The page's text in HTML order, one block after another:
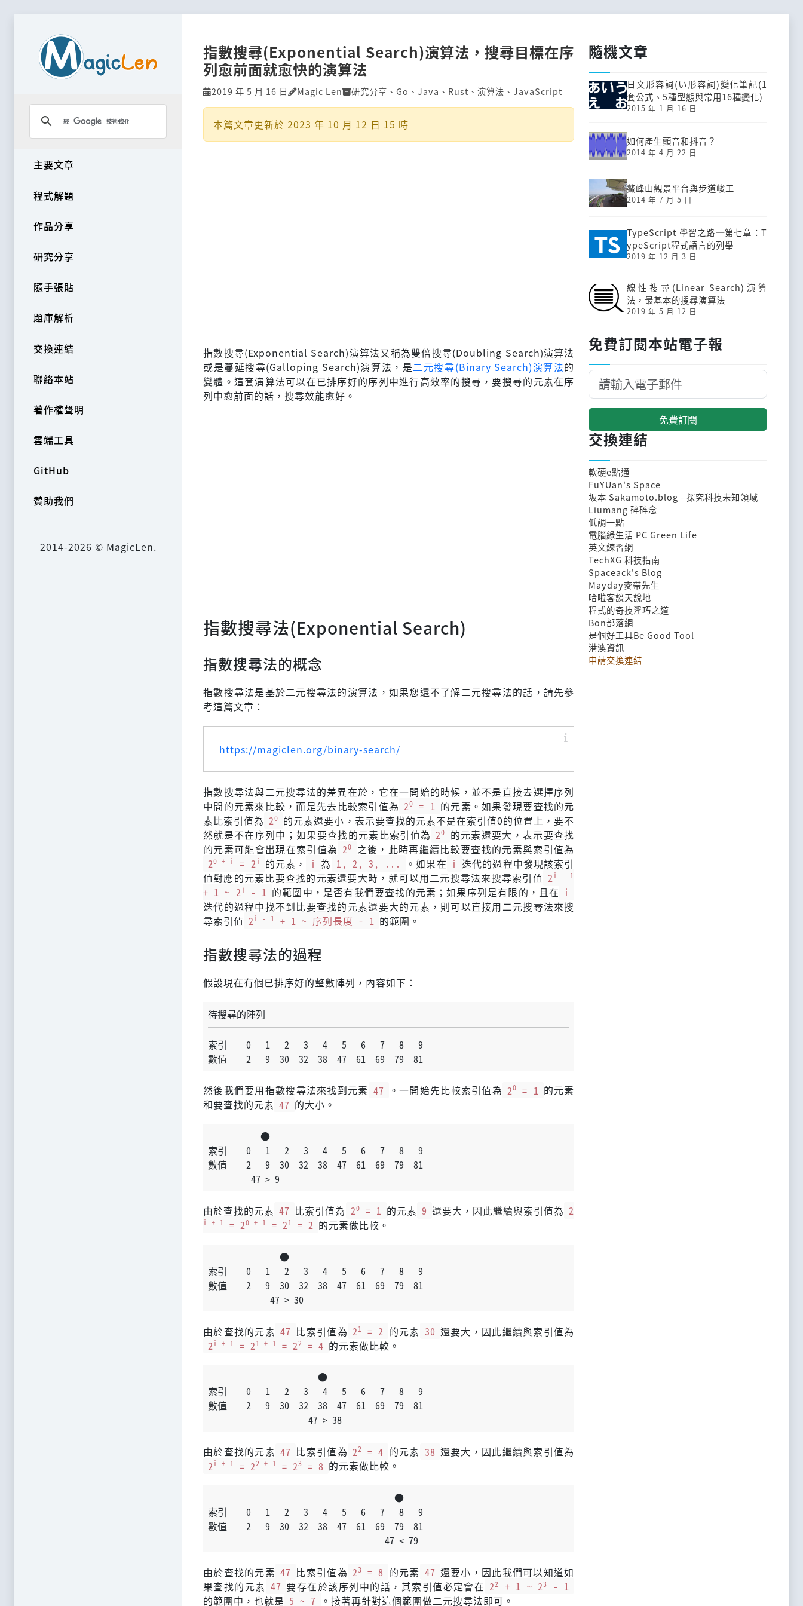
主要文章
程式解題
作品分享
研究分享
隨手張貼
題庫解析
交換連結
聯絡本站
著作權聲明
雲端工具
GitHub
贊助我們
2014-2026 © MagicLen.
指數搜尋(Exponential Search)演算法，搜尋目標在序
列愈前面就愈快的演算法
2019 年 5 月 16 日 Magic Len 研究分享 、 Go 、 Java 、 Rust 、 演算法 、 JavaScript
本篇文章更新於 2023 年 10 月 12 日 15 時
指數搜尋(Exponential Search)演算法又稱為雙倍搜尋(Doubling Search)演算法
或是蔓延搜尋(Galloping Search)演算法，是二元搜尋(Binary Search)演算法的
變體。這套演算法可以在已排序好的序列中進行高效率的搜尋，要搜尋的元素在序
列中愈前面的話，搜尋效能愈好。
指數搜尋法(Exponential Search)
指數搜尋法的概念
指數搜尋法是基於二元搜尋法的演算法，如果您還不了解二元搜尋法的話，請先參
考這篇文章：
https://magiclen.org/binary-search/
指數搜尋法與二元搜尋法的差異在於，它在一開始的時候，並不是直接去選擇序列
中間的元素來比較，而是先去比較索引值為 20 = 1 的元素。如果發現要查找的元
素比索引值為 20 的元素還要小，表示要查找的元素不是在索引值0的位置上，要不
然就是不在序列中；如果要查找的元素比索引值為 20
的元素還要大，表示要查找
的元素可能會出現在索引值為 20
之後，此時再繼續比較要查找的元素與索引值為
20 + i = 2i 的元素， i 為 1, 2, 3, ... 。如果在 i 迭代的過程中發現該索引
值對應的元素比要查找的元素還要大時，就可以用二元搜尋法來搜尋索引值 2i - 1
+ 1 ~ 2i - 1 的範圍中，是否有我們要查找的元素；如果序列是有限的，且在 i
迭代的過程中找不到比要查找的元素還要大的元素，則可以直接用二元搜尋法來搜
尋索引值 2i - 1 + 1 ~ 序列長度 - 1 的範圍。
指數搜尋法的過程
假設現在有個已排序好的整數陣列，內容如下：
待搜尋的陣列
索引    0   1   2   3   4   5   6   7   8   9
數值    2   9  30  32  38  47  61  69  79  81
然後我們要用指數搜尋法來找到元素 47 。一開始先比較索引值為 20 = 1 的元素
和要查找的元素 47 的大小。
           ●
索引    0   1   2   3   4   5   6   7   8   9
數值    2   9  30  32  38  47  61  69  79  81
         47 > 9
由於查找的元素 47 比索引值為 20 = 1 的元素 9 還要大，因此繼續與索引值為 2
i + 1 = 20 + 1 = 21 = 2 的元素做比較。
               ●
索引    0   1   2   3   4   5   6   7   8   9
數值    2   9  30  32  38  47  61  69  79  81
             47 > 30
由於查找的元素 47 比索引值為 21 = 2 的元素 30 還要大，因此繼續與索引值為
2 i + 1 = 21 + 1 = 22 = 4 的元素做比較。
                       ●
索引    0   1   2   3   4   5   6   7   8   9
數值    2   9  30  32  38  47  61  69  79  81
                     47 > 38
由於查找的元素 47 比索引值為 22 = 4 的元素 38 還要大，因此繼續與索引值為
2 i + 1 = 22 + 1 = 23 = 8 的元素做比較。
                                       ●
索引    0   1   2   3   4   5   6   7   8   9
數值    2   9  30  32  38  47  61  69  79  81
                                     47 < 79
由於查找的元素 47 比索引值為 23 = 8 的元素 47 還要小，因此我們可以知道如
果查找的元素 47 要存在於該序列中的話，其索引值必定會在 22 + 1 ~ 23
- 1
的範圍中，也就是 5 ~ 7 。接著再針對這個範圍做二元搜尋法即可。
隨機文章
日文形容詞(い形容詞)變化筆記(1
套公式、5種型態與常用16種變化)
2015 年 1 月 16 日
如何產生顫音和抖音？
2014 年 4 月 22 日
鰲峰山觀景平台與步道峻工
2014 年 7 月 5 日
TypeScript 學習之路─第七章：T
ypeScript程式語言的列舉
2019 年 12 月 3 日
線性搜尋(Linear Search)演算
法，最基本的搜尋演算法
2019 年 5 月 12 日
免費訂閱本站電子報
免費訂閱
交換連結
軟硬e點通
FuYUan's Space
坂本 Sakamoto.blog - 探究科技未知領域
Liumang 碎碎念
低調一點
電腦綠生活 PC Green Life
英文練習網
TechXG 科技指南
Spaceack's Blog
Mayday麥帶先生
哈啦客談天說地
程式的奇技淫巧之道
Bon部落網
是個好工具Be Good Tool
港澳資訊
申請交換連結